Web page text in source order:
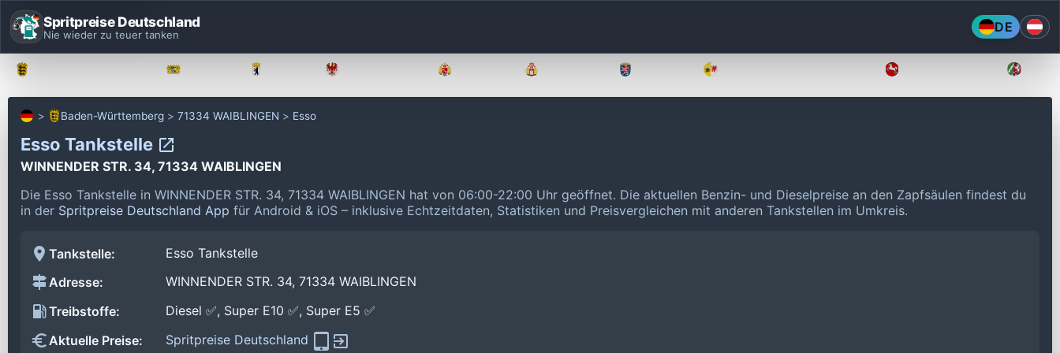
Spritpreise Deutschland
Nie wieder zu teuer tanken DE
Baden-Württemberg 71334 WAIBLINGEN Esso
Esso Tankstelle
WINNENDER STR. 34, 71334 WAIBLINGEN
Die Esso Tankstelle in WINNENDER STR. 34, 71334 WAIBLINGEN hat von 06:00-22:00 Uhr geöffnet. Die aktuellen Benzin- und Dieselpreise an den Zapfsäulen findest du
in der Spritpreise Deutschland App für Android & iOS – inklusive Echtzeitdaten, Statistiken und Preisvergleichen mit anderen Tankstellen im Umkreis.
Tankstelle:
Esso Tankstelle
Adresse:
WINNENDER STR. 34, 71334 WAIBLINGEN
Treibstoffe:
Diesel ✅, Super E10 ✅, Super E5 ✅
Aktuelle Preise:
Spritpreise Deutschland